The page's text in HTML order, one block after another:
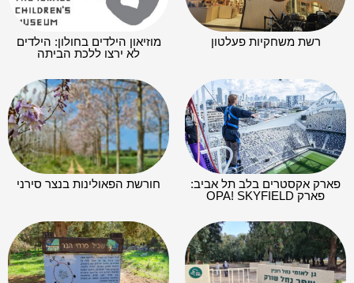
רשת משחקיות פעלטון
מוזיאון הילדים בחולון: הילדים
לא ירצו ללכת הביתה
פארק אקסטרים בלב תל אביב:
פארק OPA! SKYFIELD
חורשת הפאולינות בנצר סירני